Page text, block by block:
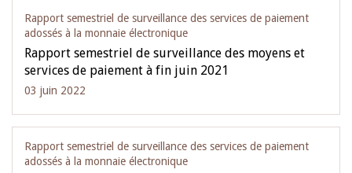
Rapport semestriel de surveillance des services de paiement
adossés à la monnaie électronique
Rapport semestriel de surveillance des moyens et
services de paiement à fin juin 2021
03 juin 2022
Rapport semestriel de surveillance des services de paiement
adossés à la monnaie électronique